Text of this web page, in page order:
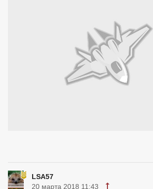
LSA57
20 марта 2018 11:43